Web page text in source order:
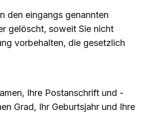
den eingangs genannten
gelöscht, soweit Sie nicht
vorbehalten, die gesetzlich
Ihre Postanschrift und -
Grad, Ihr Geburtsjahr und Ihre